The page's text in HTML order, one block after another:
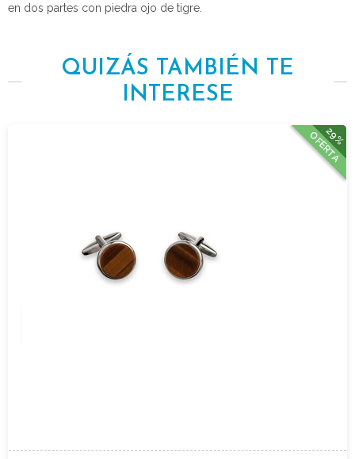
en dos partes con piedra ojo de tigre.
QUIZÁS TAMBIÉN TE
INTERESE
29%
OFERTA